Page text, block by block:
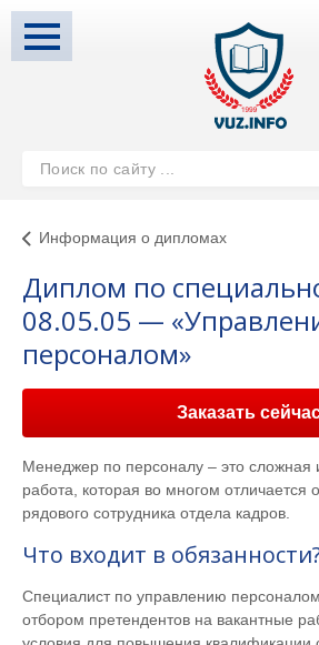
Информация о дипломах
Диплом по
08.05.05 —
персоналом»
Заказать
Менеджер по персоналу – это сложная
работа, которая во многом отличается
рядового сотрудника отдела кадров.
Что входит в
Специалист по управлению
отбором претендентов на вакантные